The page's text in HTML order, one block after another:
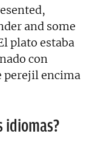
and some
plato estaba
con
perejil encima
idiomas?